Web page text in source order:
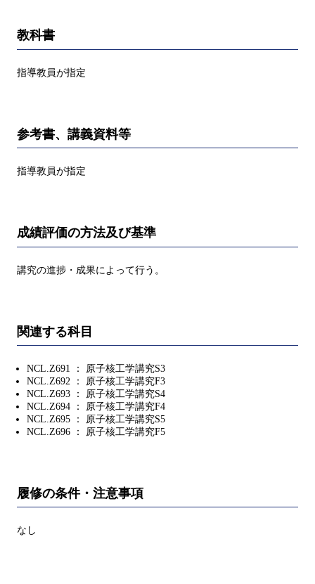
教科書
指導教員が指定
参考書、講義資料等
指導教員が指定
成績評価の方法及び基準
講究の進捗・成果によって行う。
関連する科目
NCL.Z691 ： 原子核工学講究S3
NCL.Z692 ： 原子核工学講究F3
NCL.Z693 ： 原子核工学講究S4
NCL.Z694 ： 原子核工学講究F4
NCL.Z695 ： 原子核工学講究S5
NCL.Z696 ： 原子核工学講究F5
履修の条件・注意事項
なし